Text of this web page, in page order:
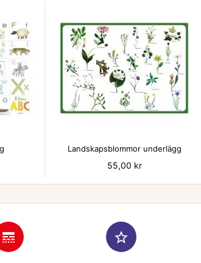
Landskapsblommor underlägg
Pris
55,00 kr
line_style star_border